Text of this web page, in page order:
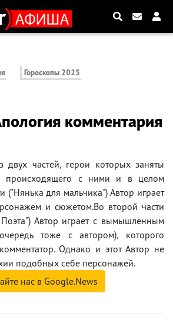
Гороскопы 2025
комментария
двух частей, герои которых заняты
происходящего с ними и в целом
("Нянька для мальчика") Автор играет
и сюжетом.Во второй части
Автор играет с вымышленным
тоже с автором), которого
Однако и этот Автор не
подобных себе персонажей.
нас в Google.News